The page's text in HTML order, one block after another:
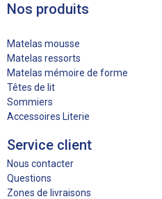
Nos produits
Matelas mousse
Matelas ressorts
Matelas mémoire de forme
Têtes de lit
Sommiers
Accessoires Literie
Service client
Nous contacter
Questions
Zones de livraisons